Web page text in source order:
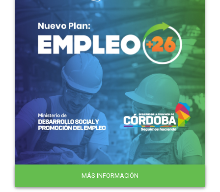
MÁS INFORMACIÓN